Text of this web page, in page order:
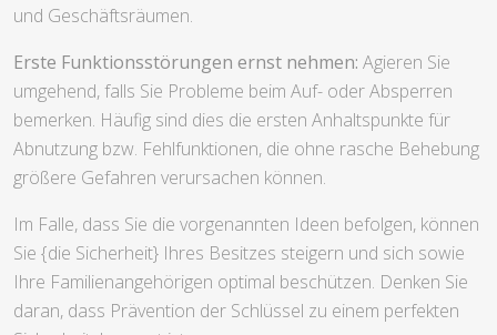
und Geschäftsräumen.
Erste Funktionsstörungen ernst nehmen: Agieren Sie
umgehend, falls Sie Probleme beim Auf- oder Absperren
bemerken. Häufig sind dies die ersten Anhaltspunkte für
Abnutzung bzw. Fehlfunktionen, die ohne rasche Behebung
größere Gefahren verursachen können.
Im Falle, dass Sie die vorgenannten Ideen befolgen, können
Sie {die Sicherheit} Ihres Besitzes steigern und sich sowie
Ihre Familienangehörigen optimal beschützen. Denken Sie
daran, dass Prävention der Schlüssel zu einem perfekten